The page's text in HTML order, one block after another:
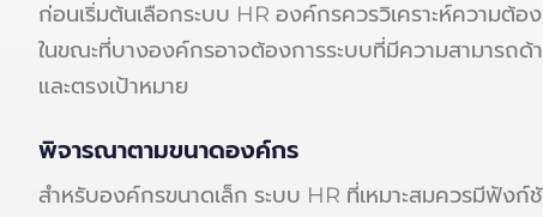
ก่อนเริ่มต้นเลือกระบบ HR องค์กรควรวิเคราะห์ความต้
ในขณะที่บางองค์กรอาจต้องการระบบที่มีความสามารถด้
และตรงเป้าหมาย
พิจารณาตามขนาดองค์กร
สำหรับองค์กรขนาดเล็ก ระบบ HR ที่เหมาะสมควรมีฟังก์